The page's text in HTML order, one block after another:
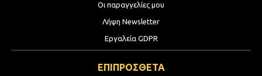
Οι παραγγελίες μου
Λήψη Newsletter
Εργαλεία GDPR
ΕΠΙΠΡΟΣΘΕΤΑ